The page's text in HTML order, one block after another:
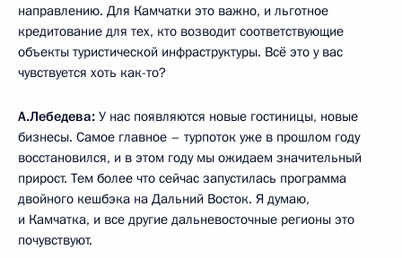
направлению. Для Камчатки это важно, и льготное
кредитование для тех, кто возводит соответствующие
объекты туристической инфраструктуры. Всё это у вас
чувствуется хоть как-то?
А.Лебедева: У нас появляются новые гостиницы, новые
бизнесы. Самое главное – турпоток уже в прошлом году
восстановился, и в этом году мы ожидаем значительный
прирост. Тем более что сейчас запустилась программа
двойного кешбэка на Дальний Восток. Я думаю,
и Камчатка, и все другие дальневосточные регионы это
почувствуют.